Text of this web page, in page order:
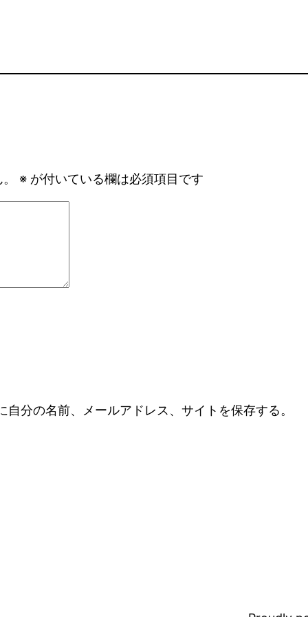
※ が付いている欄は必須項目です
分の名前、メールアドレス、サイトを保存する。